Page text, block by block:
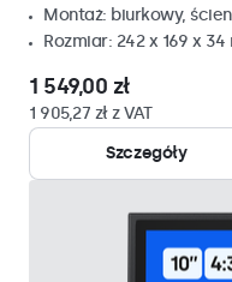
Montaż: biurkowy,
Rozmiar: 242 x 169 x 34
1 549,00 zł
1 905,27 zł z VAT
Szczegóły